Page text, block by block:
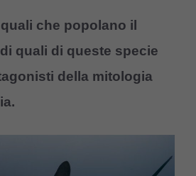
che popolano il
quali di queste specie
della mitologia